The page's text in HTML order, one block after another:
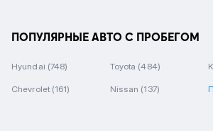
ПОПУЛЯРНЫЕ АВТО С ПРОБЕГОМ
Hyundai (748) Toyota (484)
Chevrolet (161) Nissan (137)